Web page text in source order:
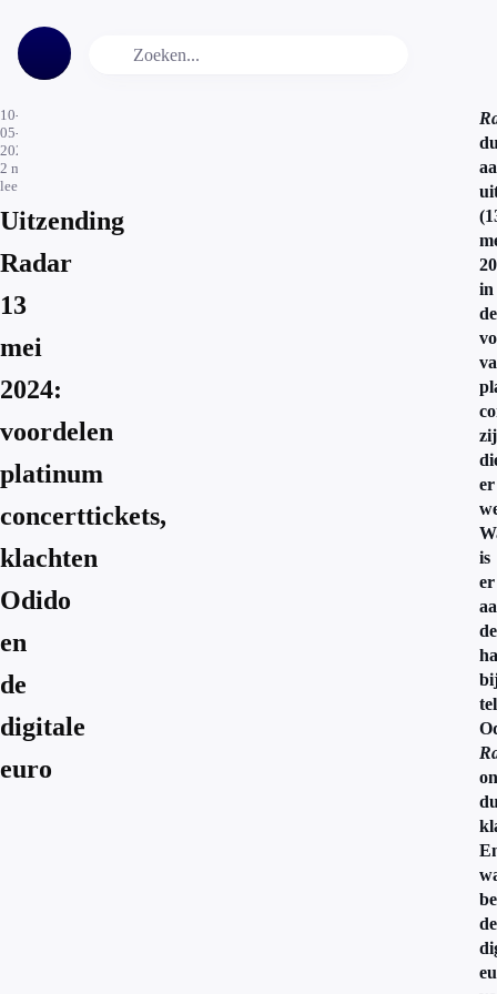
10-
05-
2024
2 min.
leestijd
Uitzending
Radar
13
mei
2024:
voordelen
platinum
concerttickets,
klachten
Odido
en
de
digitale
euro
in
de
er
is
er
de
de